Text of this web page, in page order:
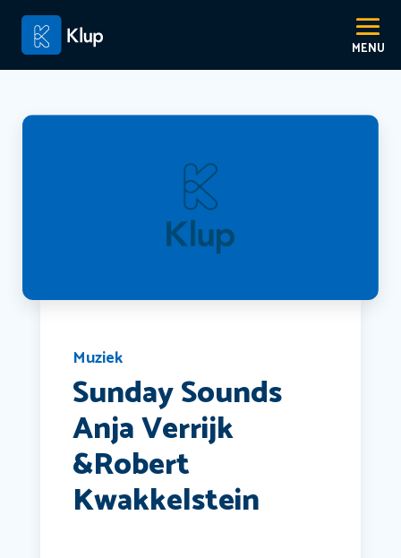
Muziek
Sunday Sounds
Anja Verrijk
&Robert
Kwakkelstein